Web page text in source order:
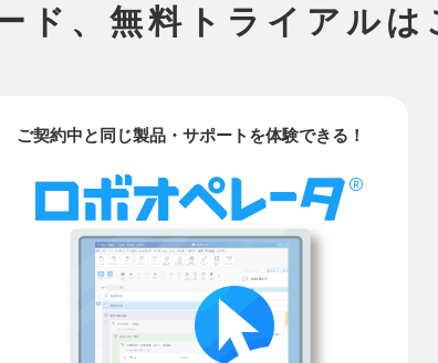
ド、無料トライアルは
ご契約中と同じ製品・サポートを体験できる！